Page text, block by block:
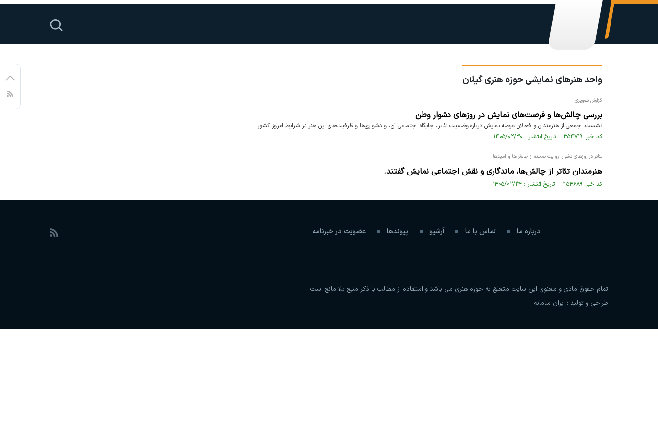
واحد هنرهای نمایشی حوزه هنری گیلان
گزارش تصویری
بررسی چالش‌ها و فرصت‌های نمایش در روزهای دشوار وطن
نشست، جمعی از هنرمندان و فعالان عرصه نمایش درباره وضعیت تئاتر، جایگاه اجتماعی آن، و دشواری‌ها و ظرفیت‌های این هنر در شرایط امروز کشور.
کد خبر: ۳۵۴۷۱۹ تاریخ انتشار : ۱۴۰۵/۰۲/۳۰
تئاتر در روزهای دشوار؛ روایت صحنه از چالش‌ها و امیدها
هنرمندان تئاتر از چالش‌ها، ماندگاری و نقش اجتماعی نمایش گفتند.
کد خبر: ۳۵۴۶۸۹ تاریخ انتشار : ۱۴۰۵/۰۲/۲۴
درباره ما تماس با ما آرشیو پیوندها عضویت در خبرنامه
تمام حقوق مادی و معنوی این سایت متعلق به حوزه هنری می باشد و استفاده از مطالب با ذکر منبع بلا مانع است .
طراحی و تولید : ایران سامانه